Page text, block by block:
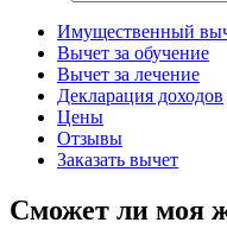
Имущественный
Вычет за обучение
Вычет за лечение
Декларация доходов
Цены
Отзывы
Заказать вычет
Сможет ли моя